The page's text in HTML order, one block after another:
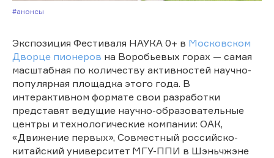
#Анонсы
Экспозиция Фестиваля НАУКА 0+ в Московском
Дворце пионеров на Воробьевых горах — самая
масштабная по количеству активностей научно-
популярная площадка этого года. В
интерактивном формате свои разработки
представят ведущие научно-образовательные
центры и технологические компании: ОАК,
«Движение первых», Совместный российско-
китайский университет МГУ-ППИ в Шэньчжэне